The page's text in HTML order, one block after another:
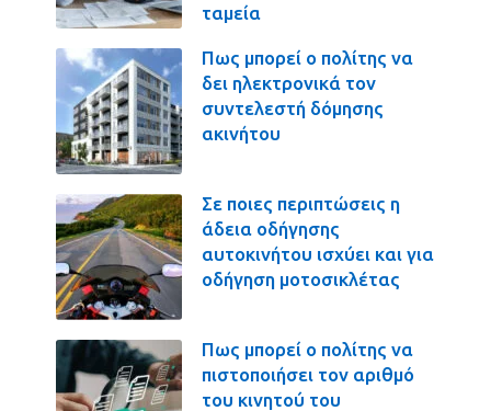
ταμεία
Πως μπορεί ο πολίτης να
δει ηλεκτρονικά τον
συντελεστή δόμησης
ακινήτου
Σε ποιες περιπτώσεις η
άδεια οδήγησης
αυτοκινήτου ισχύει και για
οδήγηση μοτοσικλέτας
Πως μπορεί ο πολίτης να
πιστοποιήσει τον αριθμό
του κινητού του